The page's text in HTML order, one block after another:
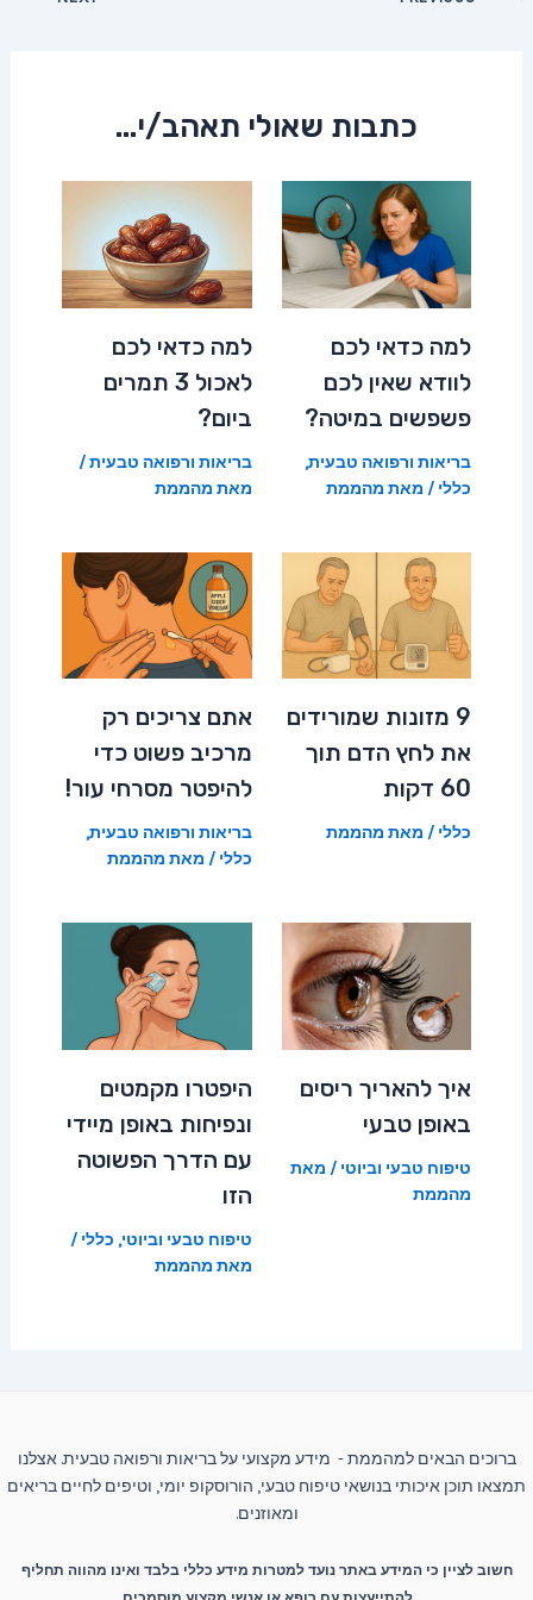
כתבות שאולי תאהב/י...
למה כדאי לכם
לוודא שאין לכם
פשפשים במיטה?
בריאות ורפואה טבעית,
כללי / מאת מהממת
למה כדאי לכם
לאכול 3 תמרים
ביום?
בריאות ורפואה טבעית/
מאת מהממת
9 מזונות שמורידים
את לחץ הדם תוך
60 דקות
כללי / מאת מהממת
אתם צריכים רק
מרכיב פשוט כדי
להיפטר מסרחי עור!
בריאות ורפואה טבעית,
כללי / מאת מהממת
איך להאריך ריסים
באופן טבעי
טיפוח טבעי וביוטי / מאת
מהממת
היפטרו מקמטים
ונפיחות באופן מיידי
עם הדרך הפשוטה
הזו
טיפוח טבעי וביוטי, כללי /
מאת מהממת
ברוכים הבאים למהממת - מידע מקצועי על בריאות ורפואה טבעית. אצלנו
תמצאו תוכן איכותי בנושאי טיפוח טבעי, הורוסקופ יומי, וטיפים לחיים בריאים
ומאוזנים.
חשוב לציין כי המידע באתר נועד למטרות מידע כללי בלבד ואינו מהווה תחליף